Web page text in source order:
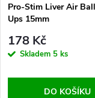
Pro-Stim Liver Air
Ups 15mm
178 Kč
Skladem 5 ks
DO KOŠÍKU